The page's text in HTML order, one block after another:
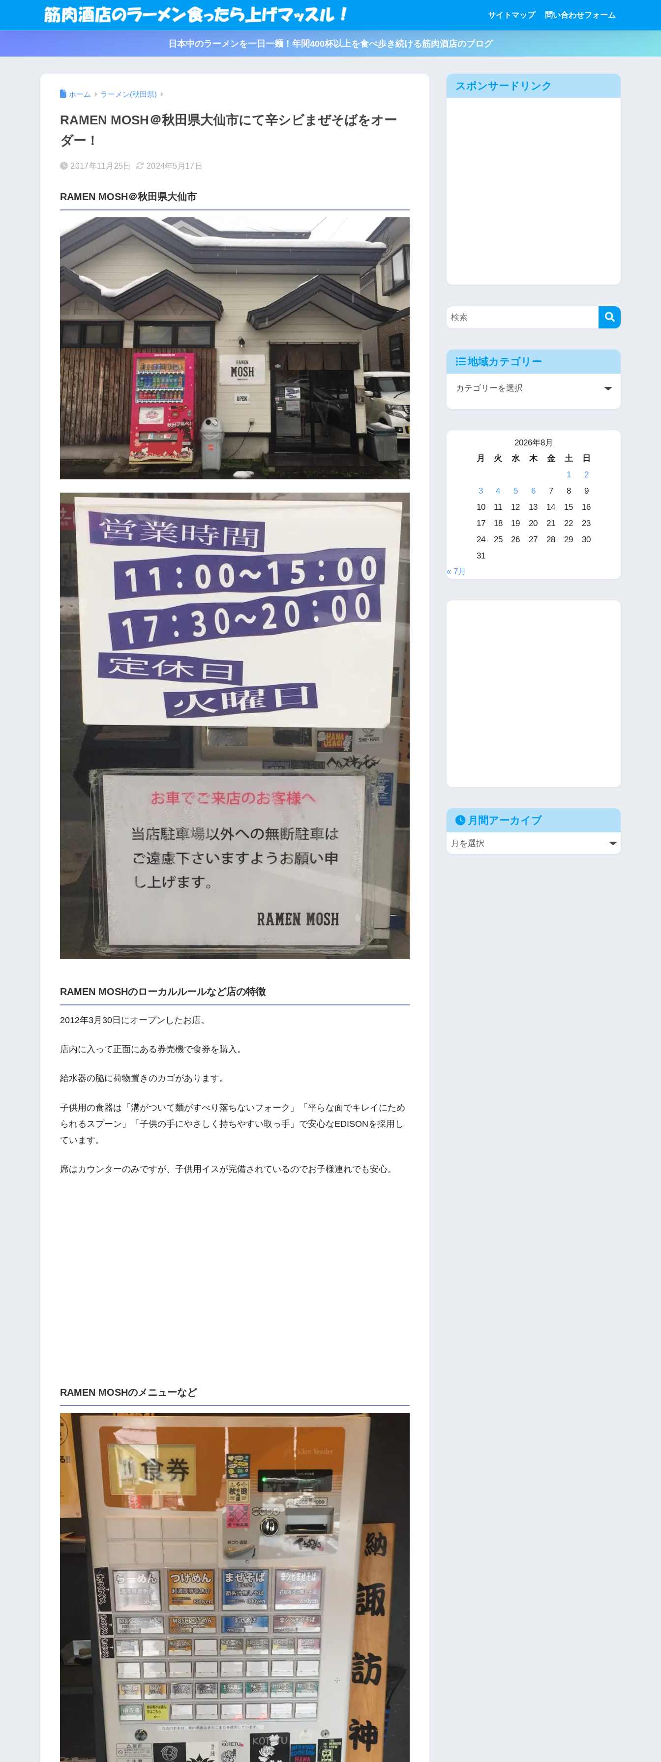
サイトマップ 問い合わせフォーム
日本中のラーメンを一日一麺！年間400杯以上を食べ歩き続ける筋肉酒店のブログ
ホーム ラーメン(秋田県)
RAMEN MOSH＠秋田県大仙市にて辛シビまぜそばをオー
ダー！
2017年11月25日 2024年5月17日
RAMEN MOSH＠秋田県大仙市
RAMEN MOSHのローカルルールなど店の特徴
2012年3月30日にオープンしたお店。
店内に入って正面にある券売機で食券を購入。
給水器の脇に荷物置きのカゴがあります。
子供用の食器は「溝がついて麺がすべり落ちないフォーク」「平らな面でキレイにため
られるスプーン」「子供の手にやさしく持ちやすい取っ手」で安心なEDISONを採用し
ています。
席はカウンターのみですが、子供用イスが完備されているのでお子様連れでも安心。
RAMEN MOSHのメニューなど
スポンサードリンク
地域カテゴリー
2026年8月
月
火 水 木 金 土
日
1
2
3
4 5 6 7 8
9
10
11 12 13 14 15
16
17
18 19 20 21 22
23
24
25 26 27 28 29
30
31
« 7月
月間アーカイブ